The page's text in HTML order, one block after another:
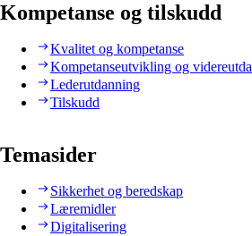
Kompetanse og tilskudd
Kvalitet og kompetanse
Kompetanseutvikling og
Lederutdanning
Tilskudd
Temasider
Sikkerhet og beredskap
Læremidler
Digitalisering